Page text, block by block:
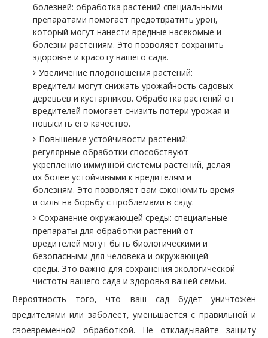
болезней: обработка растений специальными
препаратами помогает предотвратить урон,
который могут нанести вредные насекомые и
болезни растениям. Это позволяет сохранить
здоровье и красоту вашего сада.
Увеличение плодоношения растений:
вредители могут снижать урожайность садовых
деревьев и кустарников. Обработка растений от
вредителей помогает снизить потери урожая и
повысить его качество.
Повышение устойчивости растений:
регулярные обработки способствуют
укреплению иммунной системы растений, делая
их более устойчивыми к вредителям и
болезням. Это позволяет вам сэкономить время
и силы на борьбу с проблемами в саду.
Сохранение окружающей среды: специальные
препараты для обработки растений от
вредителей могут быть биологическими и
безопасными для человека и окружающей
среды. Это важно для сохранения экологической
чистоты вашего сада и здоровья вашей семьи.
Вероятность того, что ваш сад будет уничтожен
вредителями или заболеет, уменьшается с правильной и
своевременной обработкой. Не откладывайте защиту